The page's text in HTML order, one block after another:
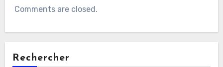
Comments are closed.
Rechercher